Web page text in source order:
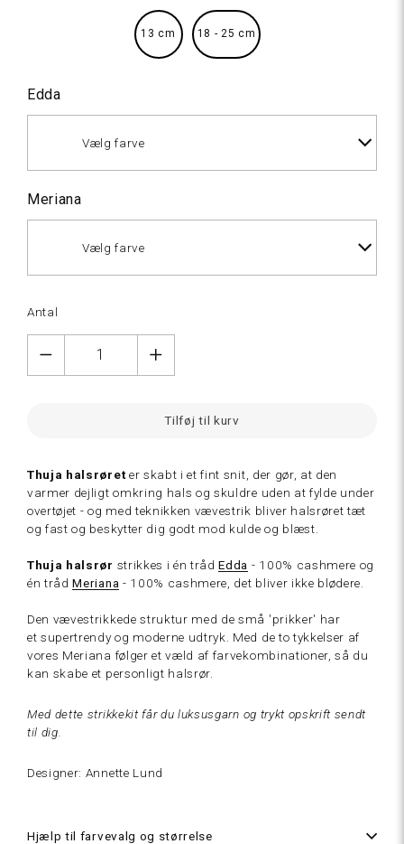
13 cm 18 - 25 cm
Edda
Vælg farve
Cream
hvid
Meriana
Vælg farve
Antal
Tilføj til kurv
Thuja halsrøreter skabt i et fint snit, der gør, at den
varmer dejligt omkring hals og skuldre uden at fylde under
overtøjet - og med teknikken vævestrik bliver halsrøret tæt
og fast og beskytter dig godt mod kulde og blæst.
Thuja halsrør strikkes i én trådEdda - 100% cashmere og
én trådMeriana - 100% cashmere, det bliver ikke blødere.
Den vævestrikkede struktur med de små 'prikker' har
et supertrendy og moderne udtryk. Med de to tykkelser af
vores Meriana følger et væld af farvekombinationer, så du
kan skabe et personligt halsrør.
Med dette strikkekit får du luksusgarn og trykt opskrift sendt
til dig.
Designer: Annette Lund
Hjælp til farvevalg og størrelse